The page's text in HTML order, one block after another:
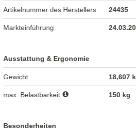
Artikelnummer des Herstellers 24435
Markteinführung
Ausstattung & Ergonomie
Gewicht 18,607
max. Belastbarkeit 150 kg
Besonderheiten